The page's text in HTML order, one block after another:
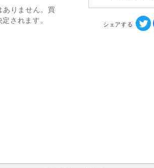
りません。買
されます。
シェアする